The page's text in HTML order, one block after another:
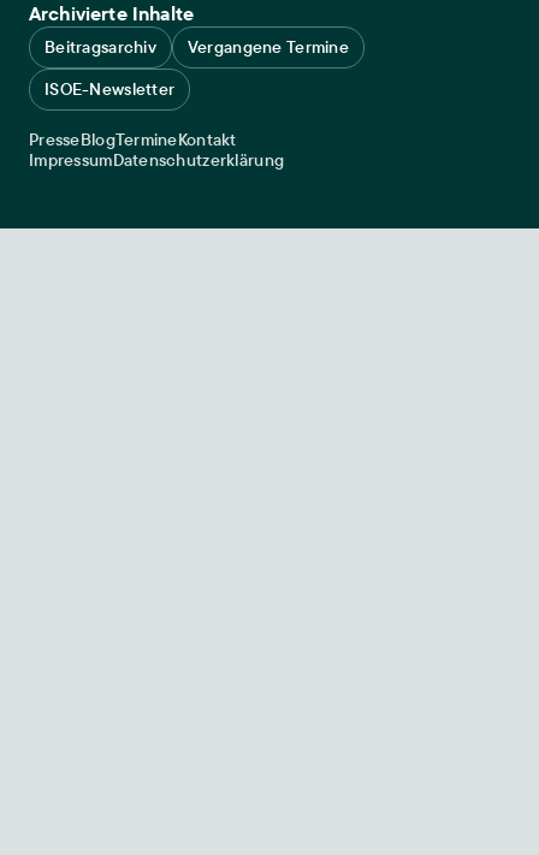
Archivierte Inhalte
Beitragsarchiv
Vergangene Termine
ISOE-Newsletter
Service navigation
PresseBlogTermineKontakt
Legal navigation
ImpressumDatenschutzerklärung